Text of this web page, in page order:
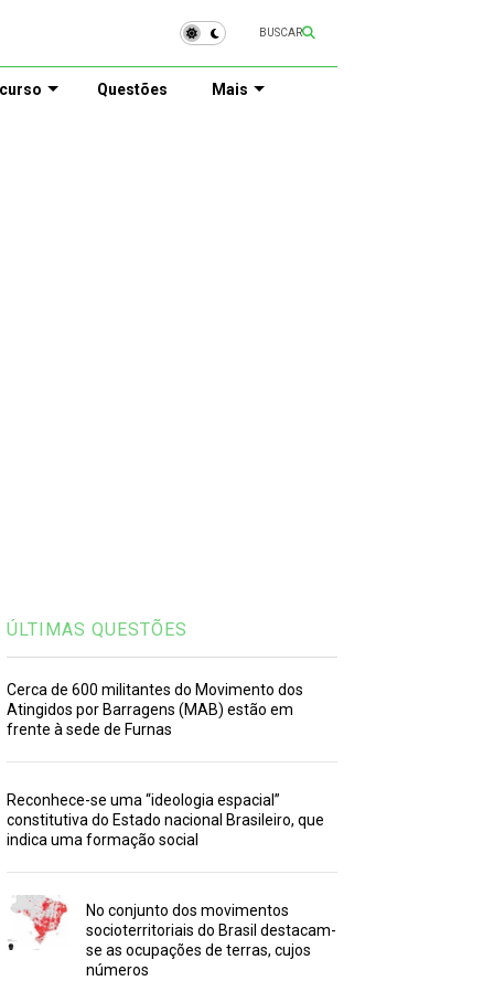
BUSCAR
Questões Mais
ÚLTIMAS QUESTÕES
Cerca de 600 militantes do Movimento dos
Atingidos por Barragens (MAB) estão em
frente à sede de Furnas
Reconhece-se uma “ideologia espacial”
constitutiva do Estado nacional Brasileiro, que
indica uma formação social
No conjunto dos movimentos
socioterritoriais do Brasil destacam-
se as ocupações de terras, cujos
números